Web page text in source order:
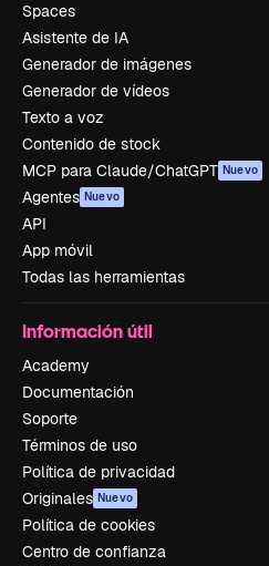
Spaces
Asistente de IA
Generador de imágenes
Generador de vídeos
Texto a voz
Contenido de stock
MCP para Claude/ChatGPT Nuevo
Agentes Nuevo
API
App móvil
Todas las herramientas
Información útil
Academy
Documentación
Soporte
Términos de uso
Política de privacidad
Originales Nuevo
Política de cookies
Centro de confianza